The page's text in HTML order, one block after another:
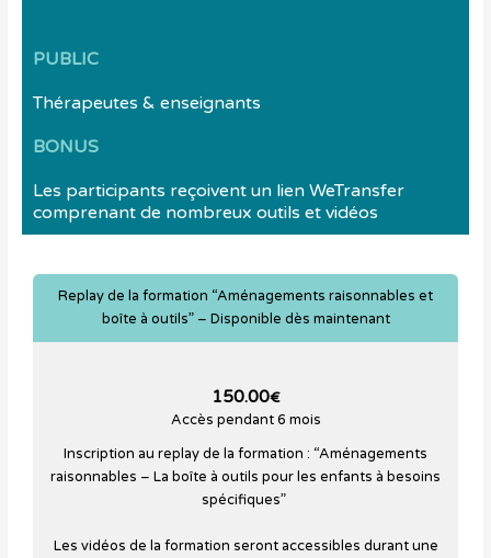
PUBLIC
Thérapeutes & enseignants
BONUS
Les participants reçoivent un lien WeTransfer
comprenant de nombreux outils et vidéos
Replay de la formation “Aménagements raisonnables et
boîte à outils” – Disponible dès maintenant
150.00€
Accès pendant 6 mois
Inscription au replay de la formation : “Aménagements
raisonnables – La boîte à outils pour les enfants à besoins
spécifiques”
Les vidéos de la formation seront accessibles durant une